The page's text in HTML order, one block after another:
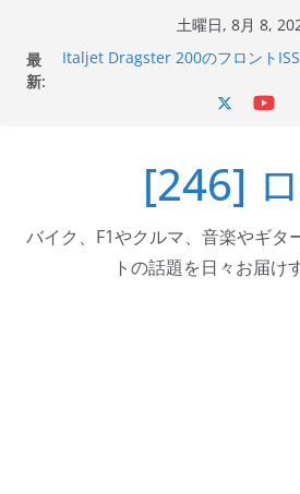
土曜日, 8月 8,
最
新:
Italjet Dragster 200のフロント
Italjet Dragster 200が納車完了！
Ken Block 逝去
岩手県奥州市へのふるさと納税で
器エフェクターが返礼品でもらえ
[246]
バイク、F1やクルマ、音楽やギタ
トの話題を日々お届け